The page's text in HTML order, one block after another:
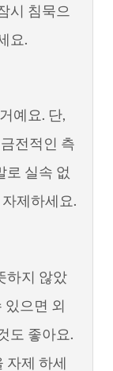
시 침묵으
요.
예요. 단,
전적인 측
로 실속 없
제하세요.
하지 않았
있으면 외
도 좋아요.
자제 하세